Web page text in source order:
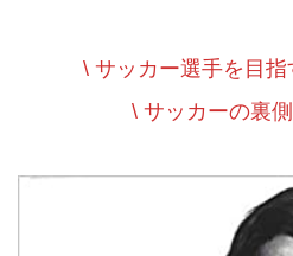
\ サッカー選手を目
\ サッカーの裏